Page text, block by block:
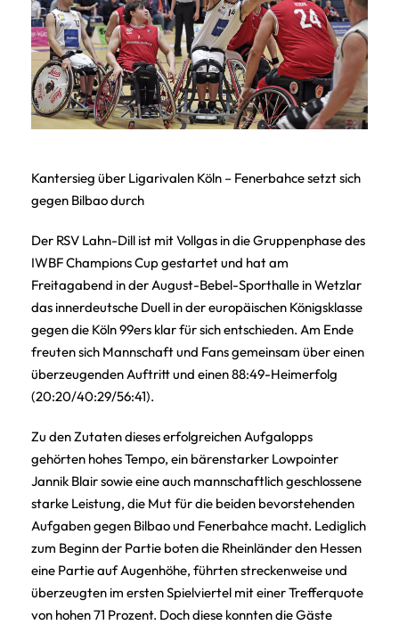
Kantersieg über Ligarivalen Köln – Fenerbahce setzt sich
gegen Bilbao durch
Der RSV Lahn-Dill ist mit Vollgas in die Gruppenphase des
IWBF Champions Cup gestartet und hat am
Freitagabend in der August-Bebel-Sporthalle in Wetzlar
das innerdeutsche Duell in der europäischen Königsklasse
gegen die Köln 99ers klar für sich entschieden. Am Ende
freuten sich Mannschaft und Fans gemeinsam über einen
überzeugenden Auftritt und einen 88:49-Heimerfolg
(20:20/40:29/56:41).
Zu den Zutaten dieses erfolgreichen Aufgalopps
gehörten hohes Tempo, ein bärenstarker Lowpointer
Jannik Blair sowie eine auch mannschaftlich geschlossene
starke Leistung, die Mut für die beiden bevorstehenden
Aufgaben gegen Bilbao und Fenerbahce macht. Lediglich
zum Beginn der Partie boten die Rheinländer den Hessen
eine Partie auf Augenhöhe, führten streckenweise und
überzeugten im ersten Spielviertel mit einer Trefferquote
von hohen 71 Prozent. Doch diese konnten die Gäste